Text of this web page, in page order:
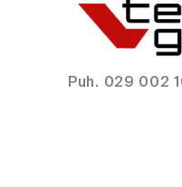
Puh. 029 002